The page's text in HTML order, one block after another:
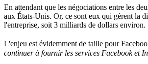
En attendant que les négociations entre les
aux États-Unis. Or, ce sont eux qui gèrent la
l'entreprise, soit 3 milliards de dollars environ.
L'enjeu est évidemment de taille pour
continuer à fournir les services Facebook et